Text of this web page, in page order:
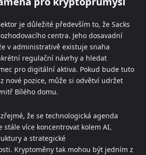
je důležité především to, že Sacks
centra. Jeho dosavadní
v administrativě existuje snaha
regulační návrhy a hledat
pro digitální aktiva. Pokud bude tuto
nové pozice, může si odvětví udržet
Bílého domu.
že se technologická agenda
více koncentrovat kolem AI,
a strategické
Kryptoměny tak mohou být jedním z